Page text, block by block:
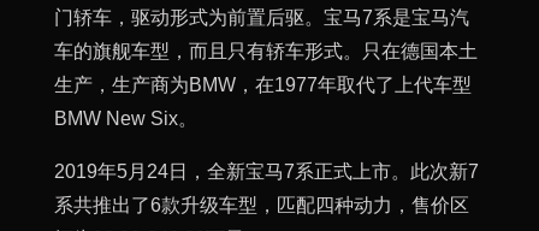
门轿车，驱动形式为前置后驱。宝马7系是宝马汽
车的旗舰车型，而且只有轿车形式。只在德国本土
生产，生产商为BMW，在1977年取代了上代车型
BMW New Six。
2019年5月24日，全新宝马7系正式上市。此次新7
系共推出了6款升级车型，匹配四种动力，售价区